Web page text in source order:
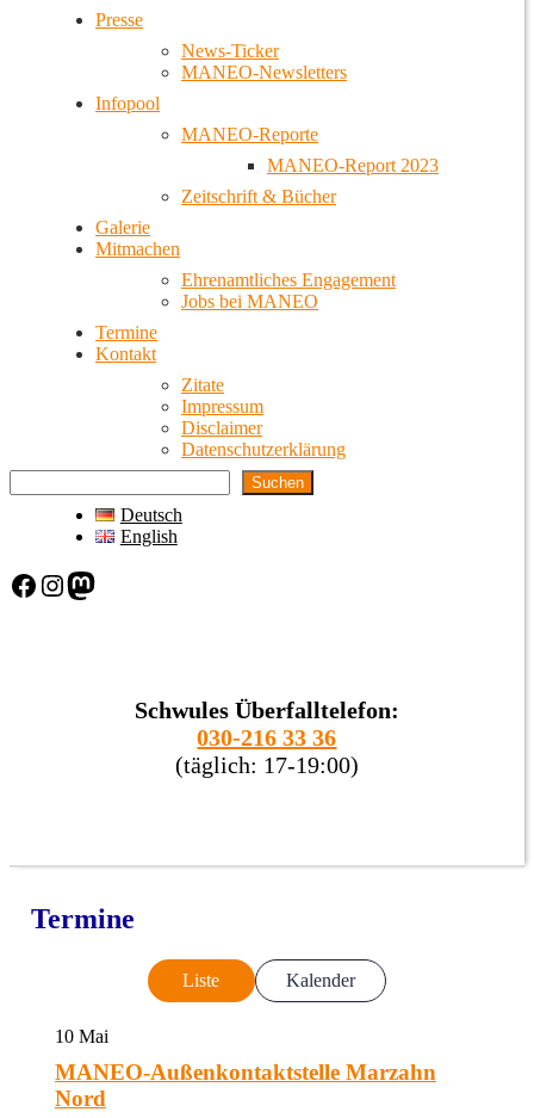
Presse
News-Ticker
MANEO-Newsletters
Infopool
MANEO-Reporte
MANEO-Report 2023
Zeitschrift & Bücher
Galerie
Mitmachen
Ehrenamtliches Engagement
Jobs bei MANEO
Termine
Kontakt
Zitate
Impressum
Disclaimer
Datenschutzerklärung
Suchen
Deutsch
English
Facebook Instagram Mastodon
Schwules Überfalltelefon:
030-216 33 36
(täglich: 17-19:00)
Termine
Liste Kalender
10 Mai
MANEO-Außenkontaktstelle Marzahn
Nord